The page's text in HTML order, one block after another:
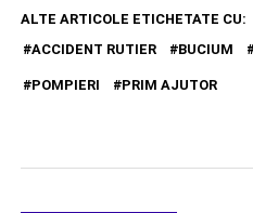
ALTE ARTICOLE ETICHETATE CU:
ACCIDENT RUTIER
BUCIUM
POMPIERI PRIM AJUTOR